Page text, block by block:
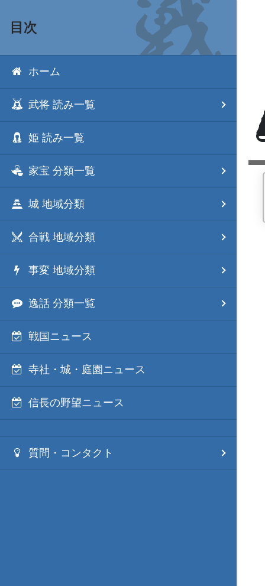
目次
ホーム
武将 読み一覧
姫 読み一覧
家宝 分類一覧
城 地域分類
合戦 地域分類
事変 地域分類
逸話 分類一覧
戦国ニュース
寺社・城・庭園ニュース
信長の野望ニュース
質問・コンタクト